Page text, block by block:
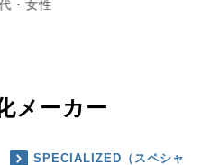
・女性
メーカー
SPECIALIZED（スペシャ